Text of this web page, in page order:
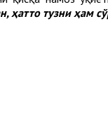
ҳатто тузни ҳам